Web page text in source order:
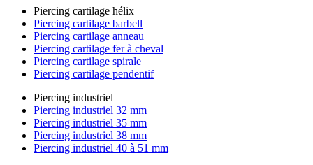
Piercing cartilage hélix
Piercing cartilage barbell
Piercing cartilage anneau
Piercing cartilage fer à cheval
Piercing cartilage spirale
Piercing cartilage pendentif
Piercing industriel
Piercing industriel 32 mm
Piercing industriel 35 mm
Piercing industriel 38 mm
Piercing industriel 40 à 51 mm